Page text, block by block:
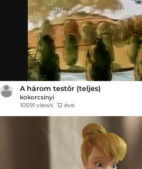
A három testőr (teljes)
kokorcsinyi
10591 views 12 éve